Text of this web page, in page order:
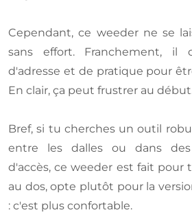
Cependant, ce weeder ne se
sans effort. Franchement, il
d'adresse et de pratique pour
En clair, ça peut frustrer au
Bref, si tu cherches un outil
entre les dalles ou dans
d'accès, ce weeder est fait pour
au dos, opte plutôt pour la
: c'est plus confortable.